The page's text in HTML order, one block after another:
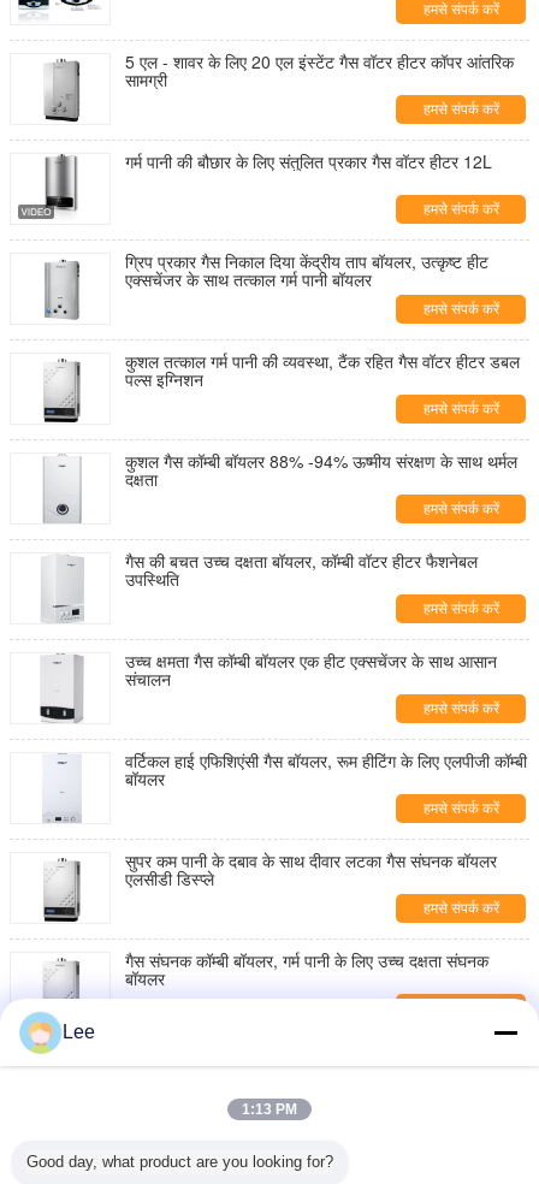
हमसे संपर्क करें
5 एल - शावर के लिए 20 एल इंस्टेंट गैस वॉटर हीटर कॉपर आंतरिक
सामग्री
हमसे संपर्क करें
गर्म पानी की बौछार के लिए संतुलित प्रकार गैस वॉटर हीटर 12L
हमसे संपर्क करें
ग्रिप प्रकार गैस निकाल दिया केंद्रीय ताप बॉयलर, उत्कृष्ट हीट
एक्सचेंजर के साथ तत्काल गर्म पानी बॉयलर
हमसे संपर्क करें
कुशल तत्काल गर्म पानी की व्यवस्था, टैंक रहित गैस वॉटर हीटर डबल
पल्स इग्निशन
हमसे संपर्क करें
कुशल गैस कॉम्बी बॉयलर 88% -94% ऊष्मीय संरक्षण के साथ थर्मल
दक्षता
हमसे संपर्क करें
गैस की बचत उच्च दक्षता बॉयलर, कॉम्बी वॉटर हीटर फैशनेबल
उपस्थिति
हमसे संपर्क करें
उच्च क्षमता गैस कॉम्बी बॉयलर एक हीट एक्सचेंजर के साथ आसान
संचालन
हमसे संपर्क करें
वर्टिकल हाई एफिशिएंसी गैस बॉयलर, रूम हीटिंग के लिए एलपीजी कॉम्बी
बॉयलर
हमसे संपर्क करें
सुपर कम पानी के दबाव के साथ दीवार लटका गैस संघनक बॉयलर
एलसीडी डिस्प्ले
हमसे संपर्क करें
गैस संघनक कॉम्बी बॉयलर, गर्म पानी के लिए उच्च दक्षता संघनक
बॉयलर
कम शोर गैस संघनक बॉयलर स्वचालित रूप से नियंत्रण 740 * 430
ऊर्जा की बचत गैस निकाल संघनक बॉयलर, गैस वॉटर हीटर बॉयलर
डिजिटल प्रदर्शन
Lee
1:13 PM
Good day, what product are you looking for?